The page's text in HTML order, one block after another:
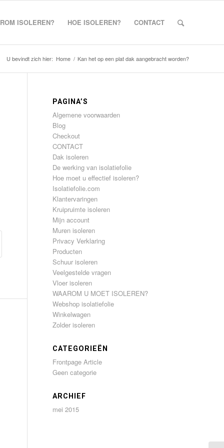
ISOLEREN? HOE ISOLEREN? CONTACT
U bevindt zich hier: Home / Kan het op een plat dak aangebracht worden?
PAGINA’S
Algemene voorwaarden
Blog
Checkout
CONTACT
Dak isoleren
De werking van isolatiefolie
Hoe moet u effectief isoleren?
Isolatiefolie.com
Klantervaringen
Kruipruimte isoleren
Mijn account
Muren isoleren
Privacy Verklaring
Producten
Schuur isoleren
Veelgestelde vragen
Vloer isoleren
WAAROM U MOET ISOLEREN?
Webshop isolatiefolie
Winkelwagen
Zolder isoleren
CATEGORIEËN
Frontpage Article
Geen categorie
ARCHIEF
mei 2015